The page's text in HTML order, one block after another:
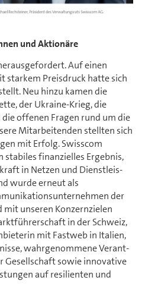
und Aktionäre
Auf einen
starkem Preisdruck hatte sich
Neu hinzu kamen die
der Ukraine-Krieg, die
offenen Fragen rund um die
Mit­ar­bei­ten­den stellten sich
mit Erfolg. Swisscom
stabiles finanzielles Ergebnis,
in Netzen und Dienst­leis­
wurde erneut als
der
unseren Konzernzielen
in der Schweiz,
mit Fastweb in Italien,
wahrgenommene Ver­ant­
Ge­sell­schaft sowie innovative
auf resilienten und